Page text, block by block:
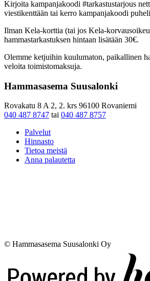
Kirjoita kampanjakoodi #tarkastustarjous
viestikenttään tai kerro kampanjakoodi
Ilman Kela-korttia (tai jos Kela-
hammastarkastuksen hintaan lisätään 30€.
Olemme ketjuihin kuulumaton, paikallinen
veloita toimistomaksuja.
Hammasasema Suusalonki
Rovakatu 8 A 2, 2. krs 96100 Rovaniemi
040 487 8747 tai 040 487 8757
Palvelut
Hinnasto
Tietoa meistä
Anna palautetta
© Hammasasema Suusalonki Oy